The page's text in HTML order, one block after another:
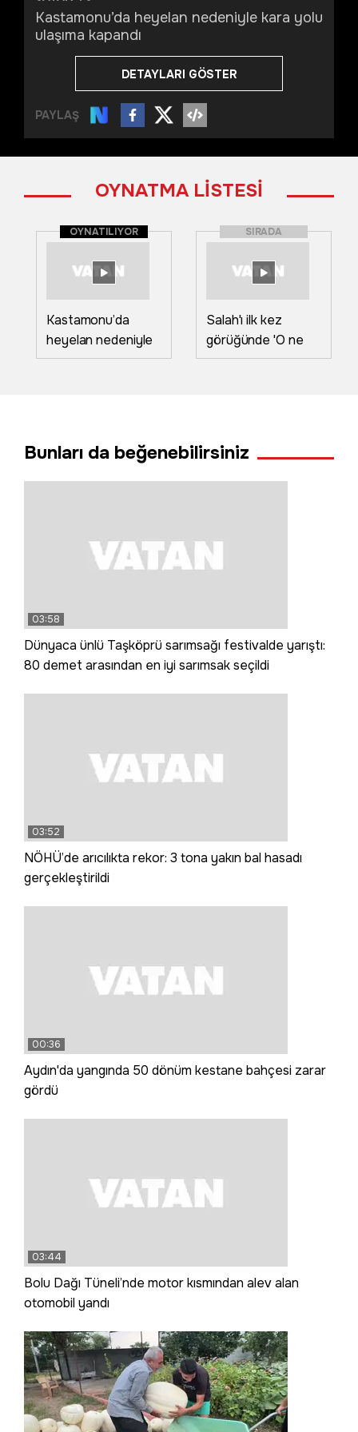
Kastamonu’da heyelan nedeniyle kara yolu
ulaşıma kapandı
DETAYLARI GÖSTER
PAYLAŞ
OYNATMA LİSTESİ
OYNATILIYOR
Kastamonu’da
heyelan nedeniyle
kara yolu ulaşıma
SIRADA
Salah'ı ilk kez
görüğünde 'O ne
bilama bişe' diyen
Bunları da beğenebilirsiniz
03:58
Dünyaca ünlü Taşköprü sarımsağı festivalde yarıştı:
80 demet arasından en iyi sarımsak seçildi
03:52
NÖHÜ’de arıcılıkta rekor: 3 tona yakın bal hasadı
gerçekleştirildi
00:36
Aydın'da yangında 50 dönüm kestane bahçesi zarar
gördü
03:44
Bolu Dağı Tüneli’nde motor kısmından alev alan
otomobil yandı